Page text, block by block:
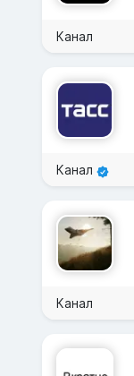
Канал
Канал
Канал